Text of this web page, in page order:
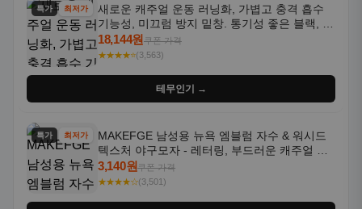
특가 최저가
새로운 캐주얼 운동 러닝화, 가볍고 충격 흡수
기능성, 미끄럼 방지 밑창. 통기성 좋은 블랙, 화
이트, 퍼플 그라데이션 색상
18,144원쿠폰 가격
★★★★⭐(3,563)
테무인기 →
특가 최저가
MAKEFGE 남성용 뉴욕 엠블럼 자수 & 워시드
텍스처 야구모자 - 레터링, 부드러운 캐주얼 모
자, NYC 스타일
3,140원쿠폰 가격
★★★★☆(3,501)